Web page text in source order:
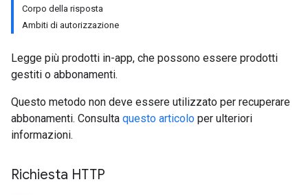
Corpo della risposta
Ambiti di autorizzazione
Legge più prodotti in-app, che possono essere prodotti
gestiti o abbonamenti.
Questo metodo non deve essere utilizzato per recuperare
abbonamenti. Consulta questo articolo per ulteriori
informazioni.
Richiesta HTTP